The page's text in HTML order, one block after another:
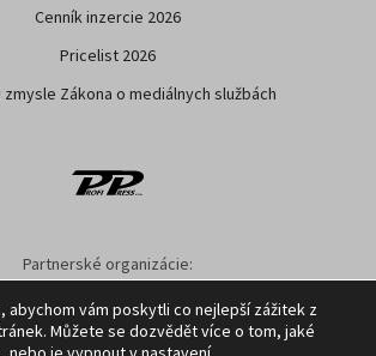
Cenník inzercie 2026
Pricelist 2026
zmysle Zákona o mediálnych službách
Partnerské organizácie:
GDPR Facebook Kontakt
abychom vám poskytli co nejlepší zážitek z
Můžete se dozvědět více o tom, jaké